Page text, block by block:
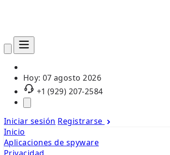
Hoy: 07 agosto 2026
+1 (929) 207-2584
Iniciar sesión Registrarse
Inicio
Aplicaciones de spyware